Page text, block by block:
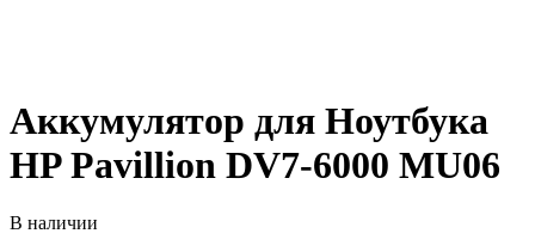
Аккумулятор для Ноутбука
HP Pavillion DV7-6000 MU06
В наличии